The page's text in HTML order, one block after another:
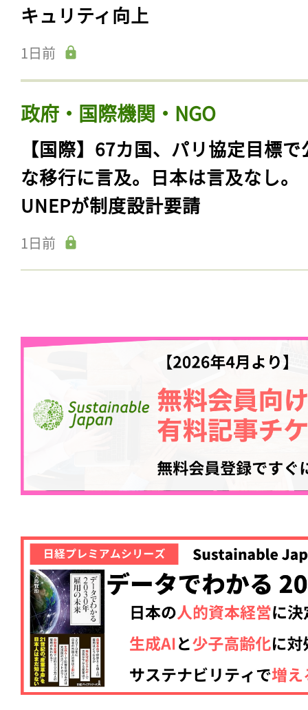
キュリティ向上
1日前
政府・国際機関・NGO
【国際】67カ国、パリ協定目標で
な移行に言及。日本は言及なし。
UNEPが制度設計要請
1日前